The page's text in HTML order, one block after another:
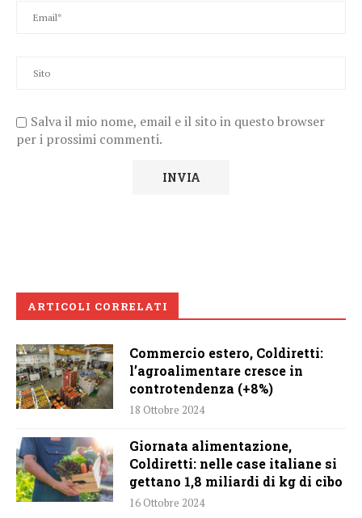
Salva il mio nome, email e il sito in questo browser
per i prossimi commenti.
ARTICOLI CORRELATI
Commercio estero, Coldiretti:
l’agroalimentare cresce in
controtendenza (+8%)
18 Ottobre 2024
Giornata alimentazione,
Coldiretti: nelle case italiane si
gettano 1,8 miliardi di kg di cibo
16 Ottobre 2024